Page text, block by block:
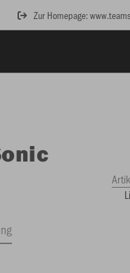
Zur Homepage: